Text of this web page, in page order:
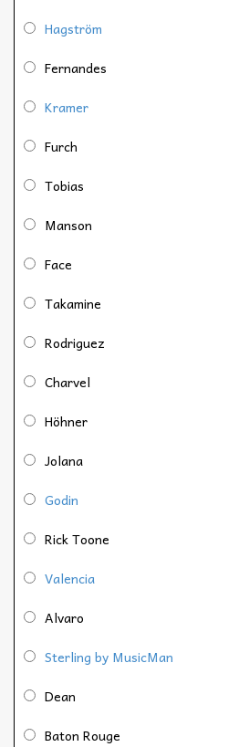
Hagström
Fernandes
Kramer
Furch
Tobias
Manson
Face
Takamine
Rodriguez
Charvel
Höhner
Jolana
Godin
Rick Toone
Valencia
Alvaro
Sterling by MusicMan
Dean
Baton Rouge